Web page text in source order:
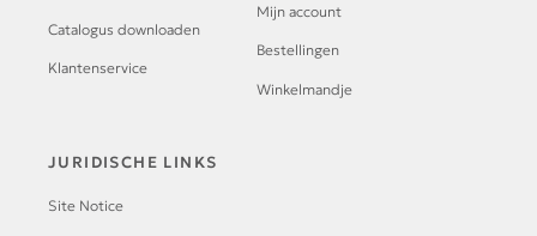
Catalogus downloaden
Klantenservice
Mijn account
Bestellingen
Winkelmandje
JURIDISCHE LINKS
Site Notice